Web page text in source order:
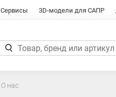
Сервисы 3D-модели для САПР
О нас